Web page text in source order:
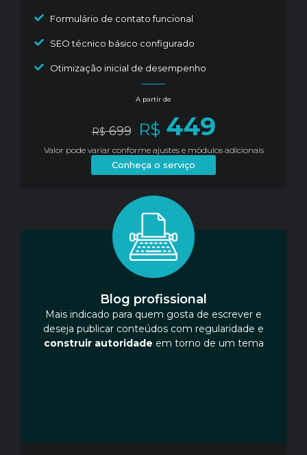
Formulário de contato funcional
SEO técnico básico configurado
Otimização inicial de desempenho
A partir de
R$699 R$ 449
Valor pode variar conforme ajustes e módulos adicionais
Conheça o serviço
Blog profissional
Mais indicado para quem gosta de escrever e
deseja publicar conteúdos com regularidade e
construir autoridade em torno de um tema